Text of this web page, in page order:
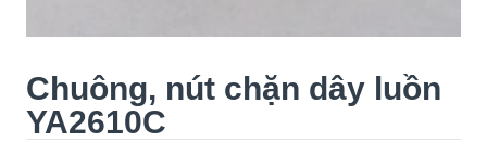
Chuông, nút chặn dây luồn
YA2610C